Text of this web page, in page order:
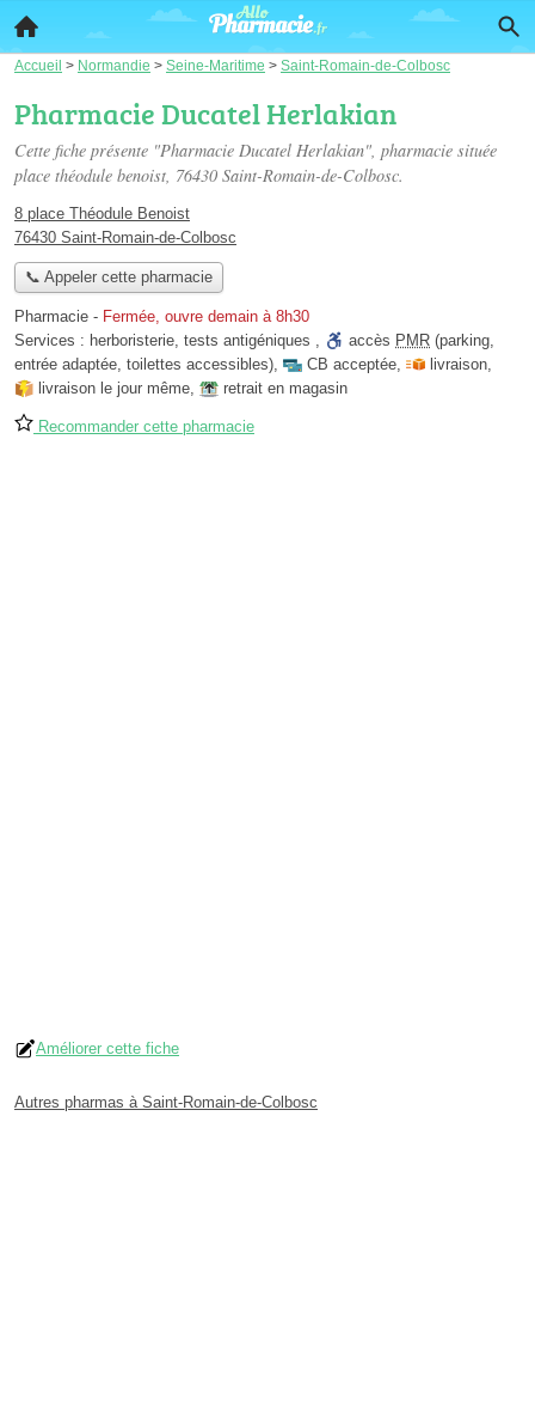
Accueil > Normandie > Seine-Maritime > Saint-Romain-de-Colbosc
Pharmacie Ducatel Herlakian
Cette fiche présente "Pharmacie Ducatel Herlakian", pharmacie située
place théodule benoist, 76430 Saint-Romain-de-Colbosc.
8 place Théodule Benoist
76430 Saint-Romain-de-Colbosc
📞 Appeler cette pharmacie
Pharmacie - Fermée, ouvre demain à 8h30
Services : herboristerie, tests antigéniques , accès PMR (parking,
entrée adaptée, toilettes accessibles), CB acceptée, livraison,
livraison le jour même, retrait en magasin
Recommander cette pharmacie
Améliorer cette fiche
Autres pharmas à Saint-Romain-de-Colbosc